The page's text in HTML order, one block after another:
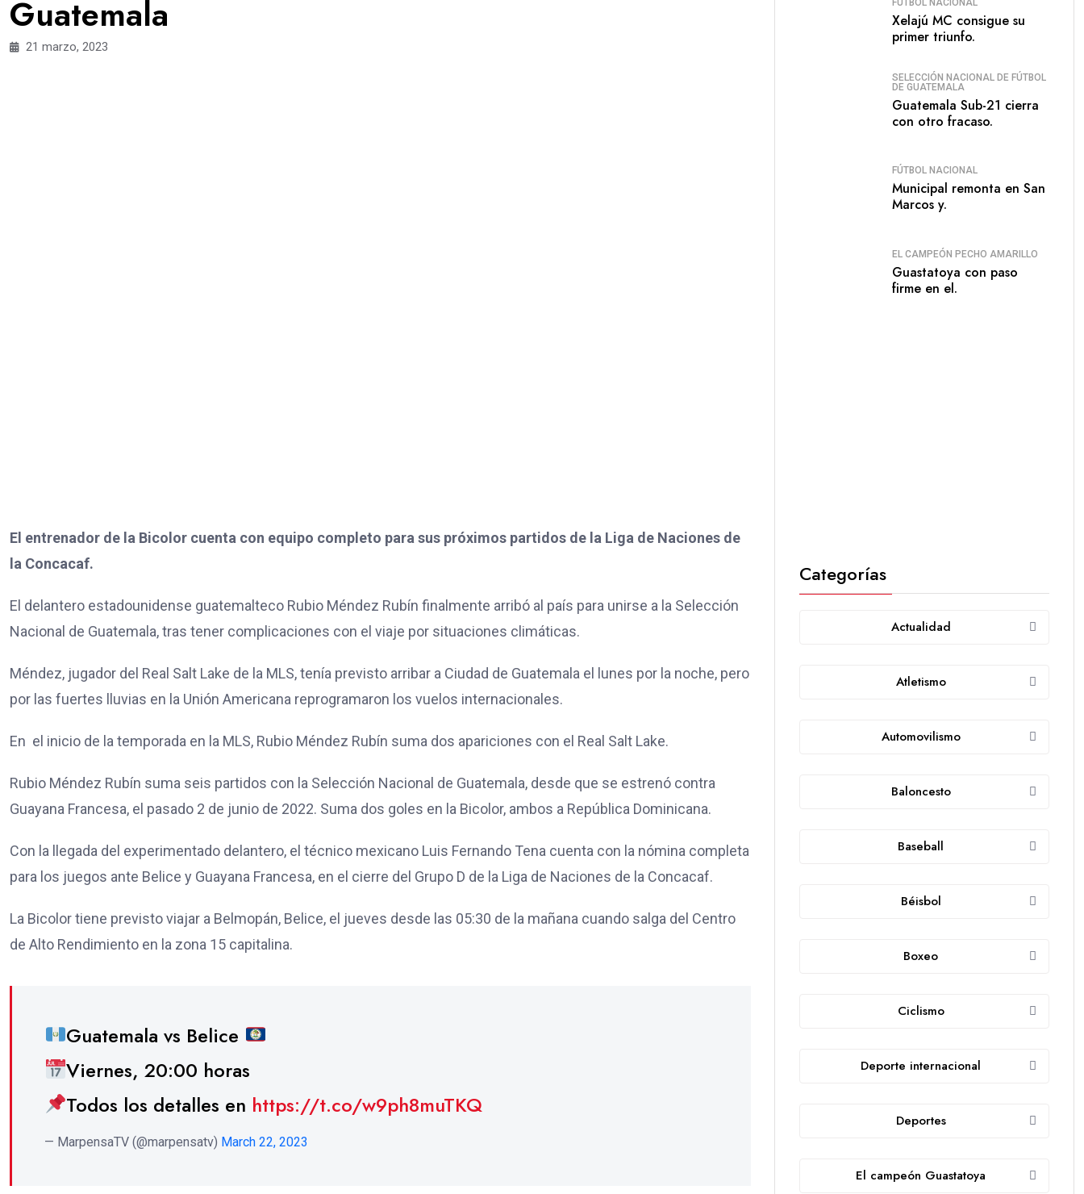
Guatemala
21 marzo, 2023
El entrenador de la Bicolor cuenta con equipo completo para sus próximos partidos de la Liga de Naciones de
la Concacaf.
El delantero estadounidense guatemalteco Rubio Méndez Rubín finalmente arribó al país para unirse a la Selección
Nacional de Guatemala, tras tener complicaciones con el viaje por situaciones climáticas.
Méndez, jugador del Real Salt Lake de la MLS, tenía previsto arribar a Ciudad de Guatemala el lunes por la noche, pero
por las fuertes lluvias en la Unión Americana reprogramaron los vuelos internacionales.
En el inicio de la temporada en la MLS, Rubio Méndez Rubín suma dos apariciones con el Real Salt Lake.
Rubio Méndez Rubín suma seis partidos con la Selección Nacional de Guatemala, desde que se estrenó contra
Guayana Francesa, el pasado 2 de junio de 2022. Suma dos goles en la Bicolor, ambos a República Dominicana.
Con la llegada del experimentado delantero, el técnico mexicano Luis Fernando Tena cuenta con la nómina completa
para los juegos ante Belice y Guayana Francesa, en el cierre del Grupo D de la Liga de Naciones de la Concacaf.
La Bicolor tiene previsto viajar a Belmopán, Belice, el jueves desde las 05:30 de la mañana cuando salga del Centro
de Alto Rendimiento en la zona 15 capitalina.
Guatemala vs Belice
Viernes, 20:00 horas
Todos los detalles en https://t.co/w9ph8muTKQ
— MarpensaTV (@marpensatv) March 22, 2023
Xelajú MC consigue su
primer triunfo.
SELECCIÓN NACIONAL DE FÚTBOL
DE GUATEMALA
Guatemala Sub-21 cierra
con otro fracaso.
FÚTBOL NACIONAL
Municipal remonta en San
Marcos y.
EL CAMPEÓN PECHO AMARILLO
Guastatoya con paso
firme en el.
Categorías
Actualidad
Atletismo
Automovilismo
Baloncesto
Baseball
Béisbol
Boxeo
Ciclismo
Deporte internacional
Deportes
El campeón Guastatoya